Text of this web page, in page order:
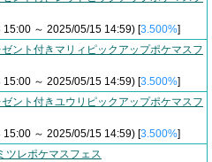
15:00 ～ 2025/05/15 14:59) [3.500%]
ント付きマリィピックアップポケマスフ
15:00 ～ 2025/05/15 14:59) [3.500%]
ント付きユウリピックアップポケマスフ
15:00 ～ 2025/05/15 14:59) [3.500%]
ツレポケマスフェス